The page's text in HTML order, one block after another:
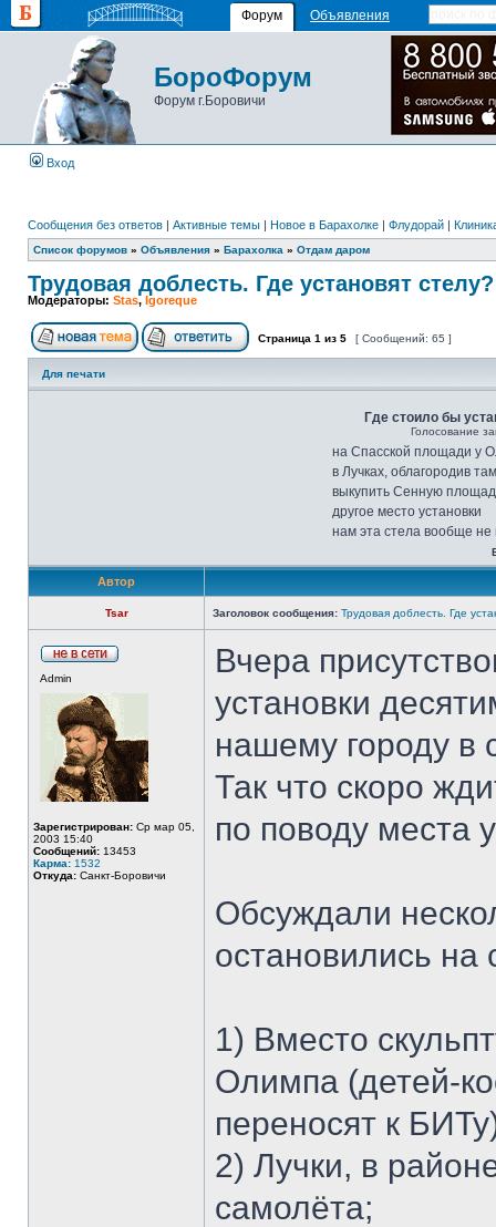
Форум Объявления
БороФорум
Форум г.Боровичи
Вход
Сообщения без ответов | Активные темы | Новое в Барахолке | Флудорай |
Список форумов » Объявления » Барахолка » Отдам даром
Трудовая доблесть. Где установят стелу?
Модераторы: Stas, Igoreque
Страница 1 из 5 [ Сообщений: 65 ]
Для печати
Где стоило бы
Голосование
на Спасской площади у
в Лучках, облагородив
выкупить Сенную
другое место установки
нам эта стела вообще не
Автор
Tsar Заголовок сообщения: Трудовая доблесть. Где
Admin
Зарегистрирован: Ср мар 05,
2003 15:40
Сообщений: 13453
Карма: 1532
Откуда: Санкт-Боровичи
Вчера
установки
нашему городу в
Так что скоро
по поводу места
Обсуждали
остановились
1) Вместо
Олимпа (детей-
переносят к
2) Лучки, в
самолёта;